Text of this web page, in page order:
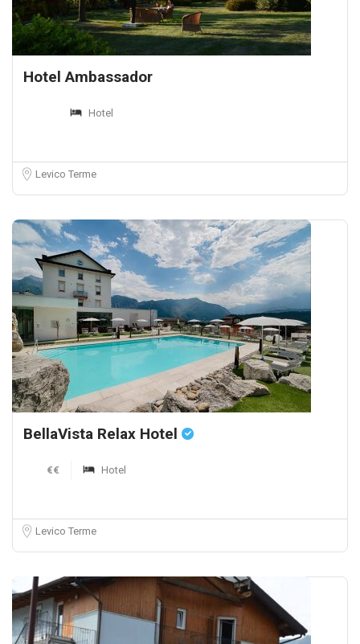
Hotel Ambassador
Hotel
Levico Terme
BellaVista Relax Hotel
€€ Hotel
Levico Terme